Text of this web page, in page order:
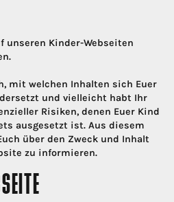
unseren Kinder-Webseiten
mit welchen Inhalten sich Euer
und vielleicht habt Ihr
Risiken, denen Euer Kind
ausgesetzt ist. Aus diesem
über den Zweck und Inhalt
zu informieren.